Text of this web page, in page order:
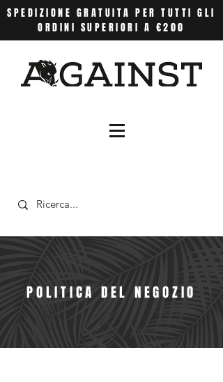
SPEDIZIONE GRATUITA PER TUTTI GLI
ORDINI SUPERIORI A €200
POLITICA DEL NEGOZIO